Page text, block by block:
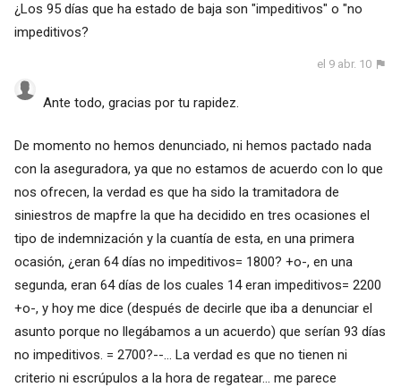
¿Los 95 días que ha estado de baja son "impeditivos" o "no
impeditivos?
el 9 abr. 10
Ante todo, gracias por tu rapidez.
De momento no hemos denunciado, ni hemos pactado nada
con la aseguradora, ya que no estamos de acuerdo con lo que
nos ofrecen, la verdad es que ha sido la tramitadora de
siniestros de mapfre la que ha decidido en tres ocasiones el
tipo de indemnización y la cuantía de esta, en una primera
ocasión, ¿eran 64 días no impeditivos= 1800? +o-, en una
segunda, eran 64 días de los cuales 14 eran impeditivos= 2200
+o-, y hoy me dice (después de decirle que iba a denunciar el
asunto porque no llegábamos a un acuerdo) que serían 93 días
no impeditivos. = 2700?--... La verdad es que no tienen ni
criterio ni escrúpulos a la hora de regatear... me parece